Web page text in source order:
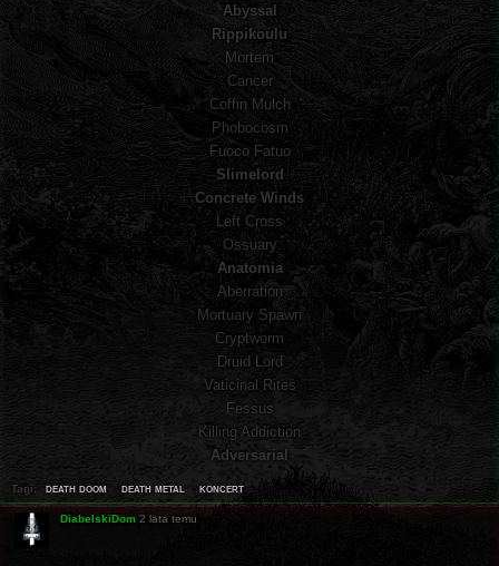
Abyssal
Rippikoulu
Mortem
Cancer
Coffin Mulch
Phobocosm
Fuoco Fatuo
Slimelord
Concrete Winds
Left Cross
Ossuary
Anatomia
Aberration
Mortuary Spawn
Cryptworm
Druid Lord
Vaticinal Rites
Fessus
Killing Addiction
Adversarial
Tagi: death doom death metal koncert
DiabelskiDom 2 lata temu